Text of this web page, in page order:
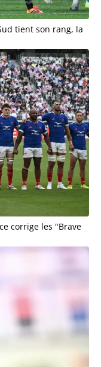
tient son rang, la
corrige les "Brave